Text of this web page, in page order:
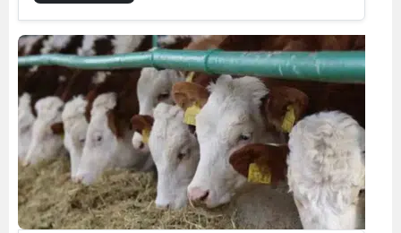
Çankırı
Çorum
Denizli
Diyarbakır
Edirne
Elazığ